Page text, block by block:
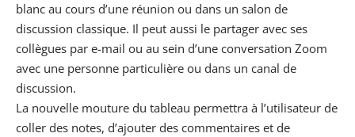
blanc au cours d’une réunion ou dans un salon de
discussion classique. Il peut aussi le partager avec ses
collègues par e-mail ou au sein d’une conversation Zoom
avec une personne particulière ou dans un canal de
discussion.
La nouvelle mouture du tableau permettra à l’utilisateur de
coller des notes, d’ajouter des commentaires et de